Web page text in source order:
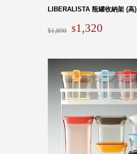
LIBERALISTA 瓶罐收納架 (高)
1,890 1,320